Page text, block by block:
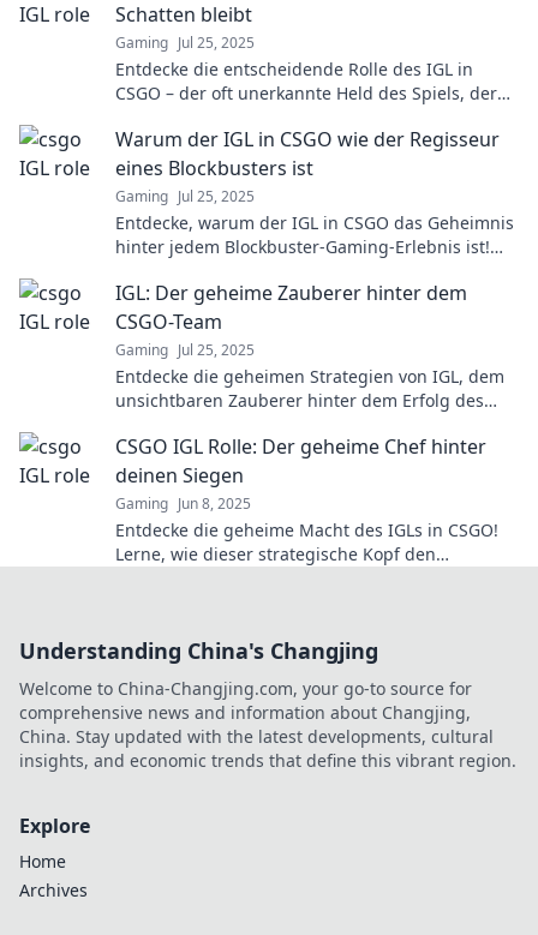
Schatten bleibt
Gaming Jul 25, 2025
Entdecke die entscheidende Rolle des IGL in
CSGO – der oft unerkannte Held des Spiels, der
macht!
Warum der IGL in CSGO wie der Regisseur
eines Blockbusters ist
Gaming Jul 25, 2025
Entdecke, warum der IGL in CSGO das Geheimnis
hinter jedem Blockbuster-Gaming-Erlebnis ist!
darfst!
IGL: Der geheime Zauberer hinter dem
CSGO-Team
Gaming Jul 25, 2025
Entdecke die geheimen Strategien von IGL, dem
unsichtbaren Zauberer hinter dem Erfolg des
CSGO IGL Rolle: Der geheime Chef hinter
deinen Siegen
Gaming Jun 8, 2025
Entdecke die geheime Macht des IGLs in CSGO!
Lerne, wie dieser strategische Kopf den
Understanding China's Changjing
Welcome to China-Changjing.com, your go-to source for
comprehensive news and information about Changjing,
China. Stay updated with the latest developments, cultural
insights, and economic trends that define this vibrant region.
Explore
Home
Archives